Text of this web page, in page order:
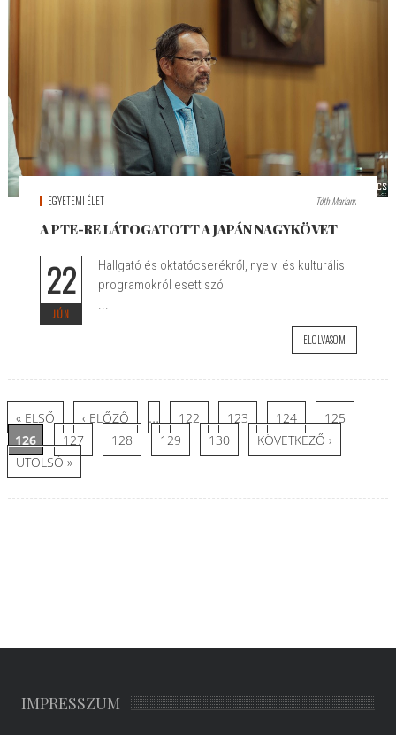
EGYETEMI ÉLET Tóth Mariann
A PTE-RE LÁTOGATOTT A JAPÁN NAGYKÖVET
22
JÚN
Hallgató és oktatócserékről, nyelvi és kulturális
programokról esett szó
...
ELOLVASOM
Oldalak
« ELSŐ ‹ ELŐZŐ … 122 123 124
125
126
127 128 129 130
KÖVETKEZŐ ›
UTOLSÓ »
IMPRESSZUM